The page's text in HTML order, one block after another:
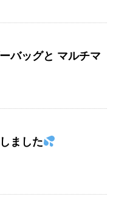
バッグと マルチマ
ました